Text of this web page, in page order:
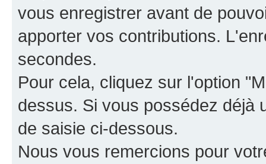
vous enregistrer avant de
apporter vos contributions.
secondes.
Pour cela, cliquez sur l'option
dessus. Si vous possédez déjà
de saisie ci-dessous.
Nous vous remercions pour